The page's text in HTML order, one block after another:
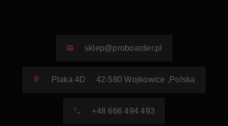
sklep@proboarder.pl
Plaka 4D 42-580 Wojkowice , Polska
+48 666 494 493